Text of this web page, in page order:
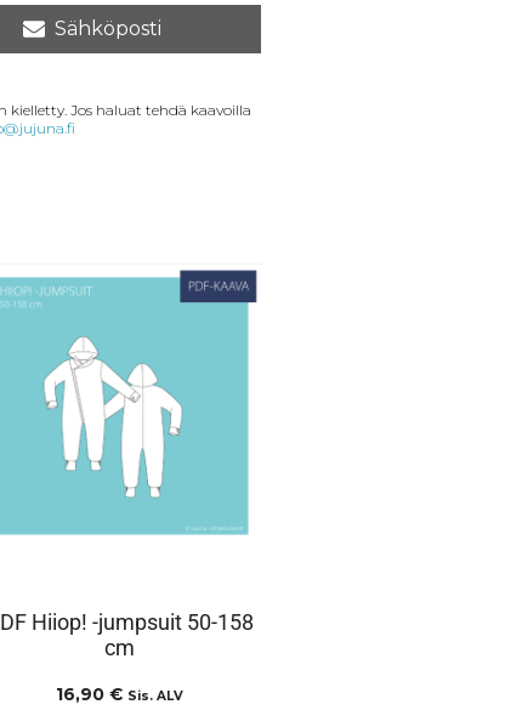
Sähköposti
kielletty. Jos haluat tehdä kaavoilla
Hiiop! -jumpsuit 50-158
cm
16,90 € Sis. ALV